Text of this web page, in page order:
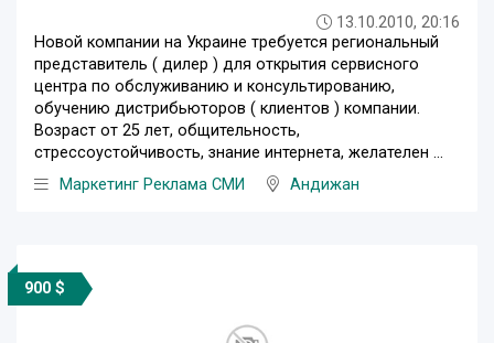
13.10.2010, 20:16
Новой компании на Украине требуется региональный
представитель ( дилер ) для открытия сервисного
центра по обслуживанию и консультированию,
обучению дистрибьюторов ( клиентов ) компании.
Возраст от 25 лет, общительность,
стрессоустойчивость, знание интернета, желателен ...
Маркетинг Реклама СМИ
Андижан
900 $